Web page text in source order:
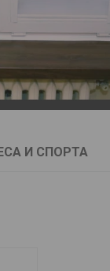
И СПОРТА